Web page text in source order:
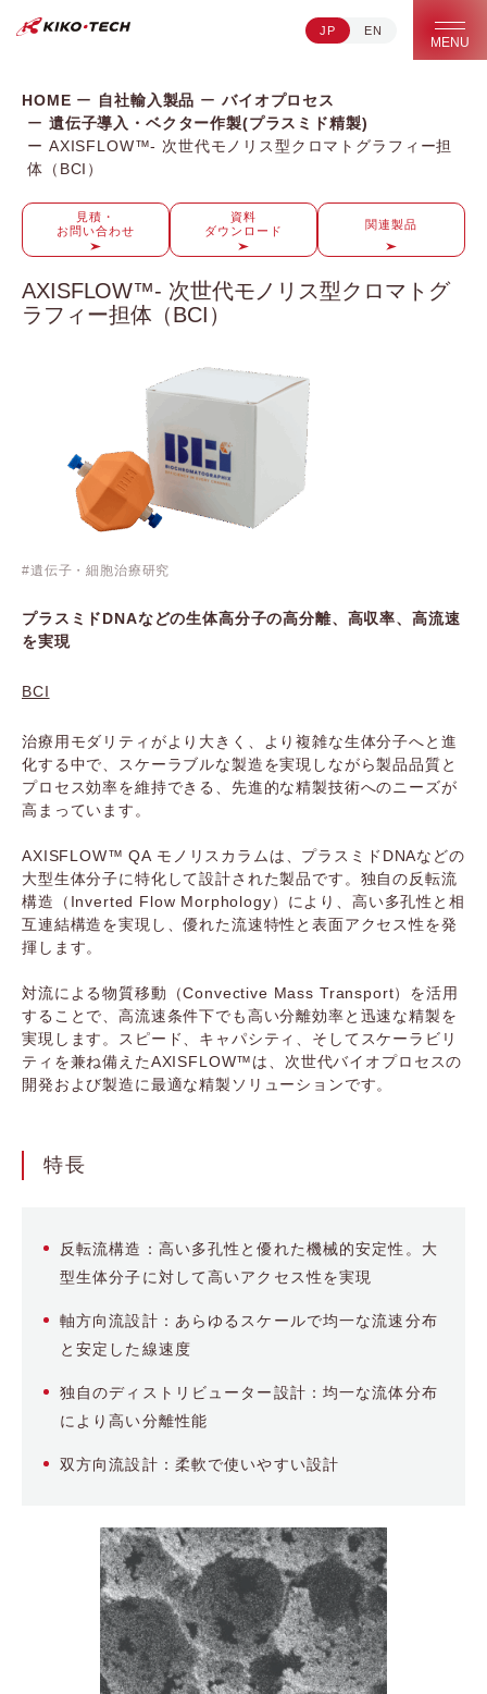
キコーテック株式会社 | ライフサイエンス研究への貢献
JP EN
MENU
HOME 自社輸入製品
バイオプロセス
遺伝子導入・ベクター作製(プラスミド精製)
AXISFLOW™- 次世代モノリス型クロマトグラフィー担
体（BCI）
見積・
お問い合わせ
資料
ダウンロード
関連製品
AXISFLOW™- 次世代モノリス型クロマトグ
ラフィー担体（BCI）
遺伝子・細胞治療研究
プラスミドDNAなどの生体高分子の高分離、高収率、高流速
を実現
BCI
治療用モダリティがより大きく、より複雑な生体分子へと進
化する中で、スケーラブルな製造を実現しながら製品品質と
プロセス効率を維持できる、先進的な精製技術へのニーズが
高まっています。
AXISFLOW™ QA モノリスカラムは、プラスミドDNAなどの
大型生体分子に特化して設計された製品です。独自の反転流
構造（Inverted Flow Morphology）により、高い多孔性と相
互連結構造を実現し、優れた流速特性と表面アクセス性を発
揮します。
対流による物質移動（Convective Mass Transport）を活用
することで、高流速条件下でも高い分離効率と迅速な精製を
実現します。スピード、キャパシティ、そしてスケーラビリ
ティを兼ね備えたAXISFLOW™は、次世代バイオプロセスの
開発および製造に最適な精製ソリューションです。
特長
反転流構造：高い多孔性と優れた機械的安定性。大
型生体分子に対して高いアクセス性を実現
軸方向流設計：あらゆるスケールで均一な流速分布
と安定した線速度
独自のディストリビューター設計：均一な流体分布
により高い分離性能
双方向流設計：柔軟で使いやすい設計